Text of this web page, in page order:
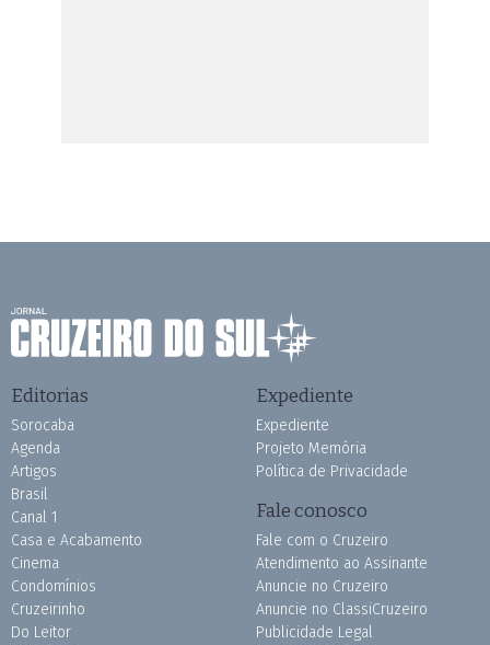
Editorias
Sorocaba
Agenda
Artigos
Brasil
Canal 1
Casa e Acabamento
Cinema
Condomínios
Cruzeirinho
Do Leitor
Expediente
Expediente
Projeto Memória
Política de Privacidade
Fale conosco
Fale com o Cruzeiro
Atendimento ao Assinante
Anuncie no Cruzeiro
Anuncie no ClassiCruzeiro
Publicidade Legal